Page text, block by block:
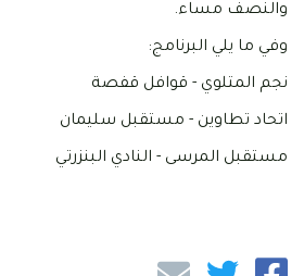
والنصف مساء.
وفي ما يلي البرنامج:
نجم المتلوي - قوافل قفصة
اتحاد تطاوين - مستقبل سليمان
مستقبل المرسى - النادي البنزرتي